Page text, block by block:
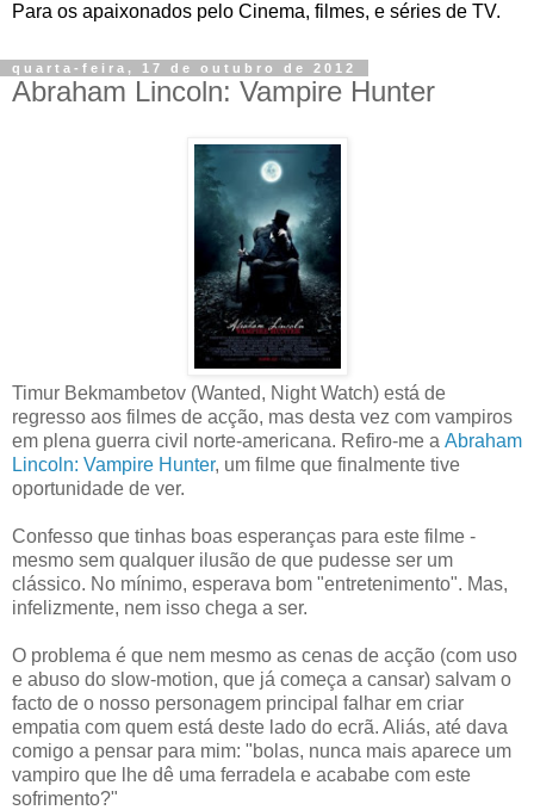
Para os apaixonados pelo Cinema, filmes, e séries de TV.
quarta-feira, 17 de outubro de 2012
Abraham Lincoln: Vampire Hunter
Timur Bekmambetov (Wanted, Night Watch) está de
regresso aos filmes de acção, mas desta vez com vampiros
em plena guerra civil norte-americana. Refiro-me a Abraham
Lincoln: Vampire Hunter, um filme que finalmente tive
oportunidade de ver.
Confesso que tinhas boas esperanças para este filme -
mesmo sem qualquer ilusão de que pudesse ser um
clássico. No mínimo, esperava bom "entretenimento". Mas,
infelizmente, nem isso chega a ser.
O problema é que nem mesmo as cenas de acção (com uso
e abuso do slow-motion, que já começa a cansar) salvam o
facto de o nosso personagem principal falhar em criar
empatia com quem está deste lado do ecrã. Aliás, até dava
comigo a pensar para mim: "bolas, nunca mais aparece um
vampiro que lhe dê uma ferradela e acababe com este
sofrimento?"